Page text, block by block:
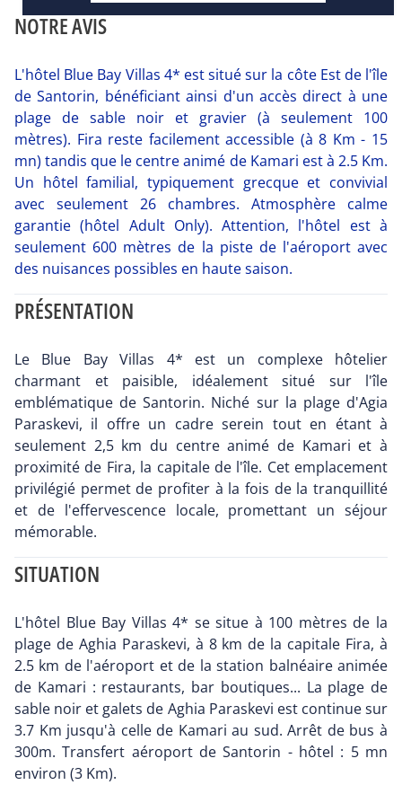
NOTRE AVIS
L'hôtel Blue Bay Villas 4* est situé sur la côte Est de l'île
de Santorin, bénéficiant ainsi d'un accès direct à une
plage de sable noir et gravier (à seulement 100
mètres). Fira reste facilement accessible (à 8 Km - 15
mn) tandis que le centre animé de Kamari est à 2.5 Km.
Un hôtel familial, typiquement grecque et convivial
avec seulement 26 chambres. Atmosphère calme
garantie (hôtel Adult Only). Attention, l'hôtel est à
seulement 600 mètres de la piste de l'aéroport avec
des nuisances possibles en haute saison.
PRÉSENTATION
Le Blue Bay Villas 4* est un complexe hôtelier
charmant et paisible, idéalement situé sur l'île
emblématique de Santorin. Niché sur la plage d'Agia
Paraskevi, il offre un cadre serein tout en étant à
seulement 2,5 km du centre animé de Kamari et à
proximité de Fira, la capitale de l'île. Cet emplacement
privilégié permet de profiter à la fois de la tranquillité
et de l'effervescence locale, promettant un séjour
mémorable.
SITUATION
L'hôtel Blue Bay Villas 4* se situe à 100 mètres de la
plage de Aghia Paraskevi, à 8 km de la capitale Fira, à
2.5 km de l'aéroport et de la station balnéaire animée
de Kamari : restaurants, bar boutiques... La plage de
sable noir et galets de Aghia Paraskevi est continue sur
3.7 Km jusqu'à celle de Kamari au sud. Arrêt de bus à
300m. Transfert aéroport de Santorin - hôtel : 5 mn
environ (3 Km).